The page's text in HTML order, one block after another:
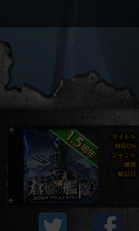
プライバシーポリシー
他社モジュール等について
資金決済法に基づく表示